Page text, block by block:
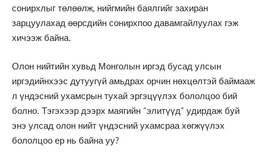
сонирхлыг төлөөлж, нийгмийн баялгийг захиран
зарцуулахад өөрсдийн сонирхпоо давамгайлуулах гэж
хичээж байна.
Олон нийтийн хувьд Монголын иргэд бусад улсын
иргэдийнхээс дутуугүй амьдрах орчин нөхцөлтэй баймааж
л үндэсний ухамсрын тухай эргэцүүлэх бололцоо бий
болно. Тэгэхээр дээрх маягийн “элитүүд” удирдаж буй
энэ улсад олон нийт үндэсний ухамсраа хөгжүүлэх
бололцоо ер нь байна уу?